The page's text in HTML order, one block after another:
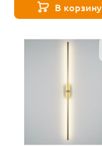
В корзину